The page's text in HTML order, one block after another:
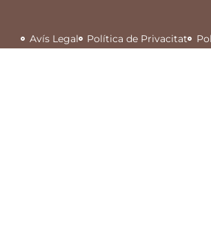
Avís Legal Política de Privacitat